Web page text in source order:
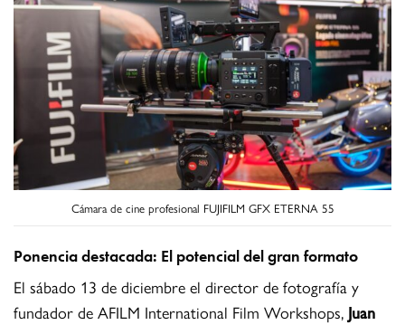
Cámara de cine profesional FUJIFILM GFX ETERNA 55
Ponencia destacada: El potencial del gran formato
El sábado 13 de diciembre el director de fotografía y
fundador de AFILM International Film Workshops, Juan